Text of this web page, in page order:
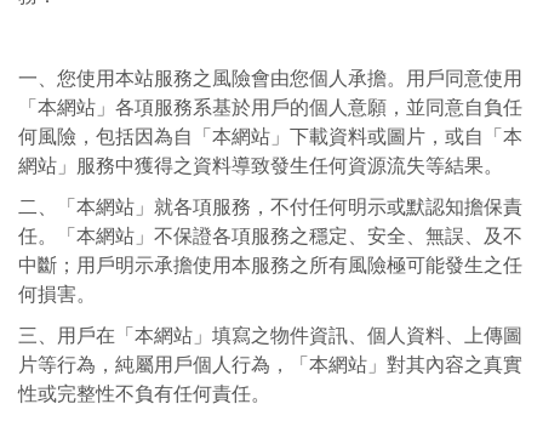
一、您使用本站服務之風險會由您個人承擔。用戶同意使用
「本網站」各項服務系基於用戶的個人意願，並同意自負任
何風險，包括因為自「本網站」下載資料或圖片，或自「本
網站」服務中獲得之資料導致發生任何資源流失等結果。
二、「本網站」就各項服務，不付任何明示或默認知擔保責
任。「本網站」不保證各項服務之穩定、安全、無誤、及不
中斷；用戶明示承擔使用本服務之所有風險極可能發生之任
何損害。
三、用戶在「本網站」填寫之物件資訊、個人資料、上傳圖
片等行為，純屬用戶個人行為，「本網站」對其內容之真實
性或完整性不負有任何責任。